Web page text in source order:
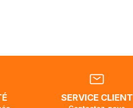
la
SERVICE CLIENT